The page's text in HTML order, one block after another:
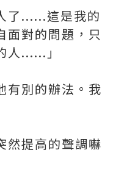
了......這是我的
面對的問題，只
......」
有別的辦法。我
然提高的聲調嚇